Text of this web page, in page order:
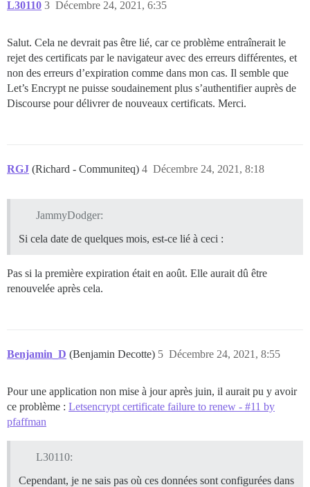
L30110 Décembre 24, 2021, 6:35
3
Salut. Cela ne devrait pas être lié, car ce problème entraînerait le
rejet des certificats par le navigateur avec des erreurs différentes, et
non des erreurs d’expiration comme dans mon cas. Il semble que
Let’s Encrypt ne puisse soudainement plus s’authentifier auprès de
Discourse pour délivrer de nouveaux certificats. Merci.
RGJ (Richard - Communiteq) Décembre 24, 2021, 8:18
4
JammyDodger:
Si cela date de quelques mois, est-ce lié à ceci :
Pas si la première expiration était en août. Elle aurait dû être
renouvelée après cela.
Benjamin_D (Benjamin Decotte) Décembre 24, 2021, 8:55
5
Pour une application non mise à jour après juin, il aurait pu y avoir
ce problème : Letsencrypt certificate failure to renew - #11 by
pfaffman
L30110:
Cependant, je ne sais pas où ces données sont configurées dans